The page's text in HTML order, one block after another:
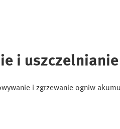
i
i zgrzewanie ogniw